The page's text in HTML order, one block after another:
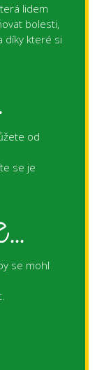
lidem
bolesti,
díky které si
od
se je
se mohl